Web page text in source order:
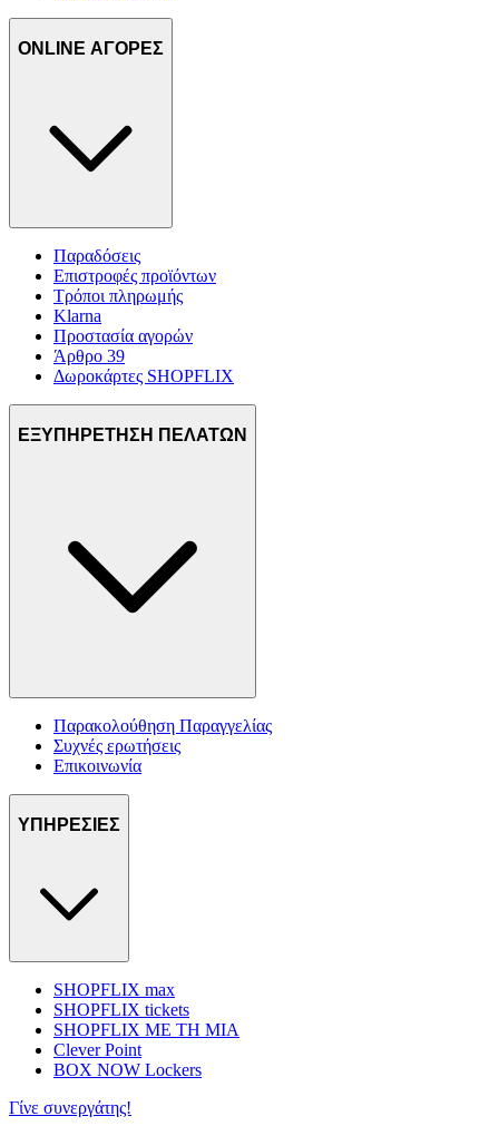
ONLINE ΑΓΟΡΕΣ
Παραδόσεις
Επιστροφές προϊόντων
Τρόποι πληρωμής
Klarna
Προστασία αγορών
Άρθρο 39
Δωροκάρτες SHOPFLIX
ΕΞΥΠΗΡΕΤΗΣΗ ΠΕΛΑΤΩΝ
Παρακολούθηση Παραγγελίας
Συχνές ερωτήσεις
Επικοινωνία
ΥΠΗΡΕΣΙΕΣ
SHOPFLIX max
SHOPFLIX tickets
SHOPFLIX ΜΕ ΤΗ ΜΙΑ
Clever Point
BOX NOW Lockers
Γίνε συνεργάτης!